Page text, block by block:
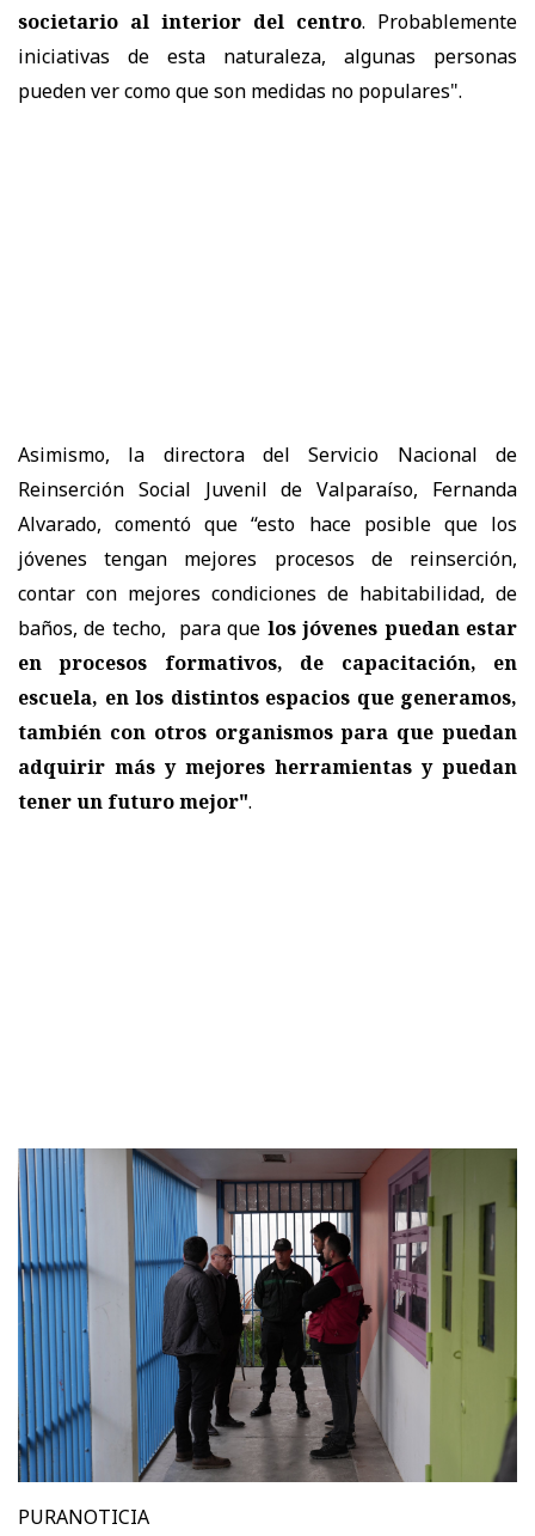
societario al interior del centro. Probablemente
iniciativas de esta naturaleza, algunas personas
pueden ver como que son medidas no populares".
Asimismo, la directora del Servicio Nacional de
Reinserción Social Juvenil de Valparaíso, Fernanda
Alvarado, comentó que “esto hace posible que los
jóvenes tengan mejores procesos de reinserción,
contar con mejores condiciones de habitabilidad, de
baños, de techo, para que los jóvenes puedan estar
en procesos formativos, de capacitación, en
escuela, en los distintos espacios que generamos,
también con otros organismos para que puedan
adquirir más y mejores herramientas y puedan
tener un futuro mejor".
PURANOTICIA